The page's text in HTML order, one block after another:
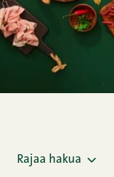
Rajaa hakua